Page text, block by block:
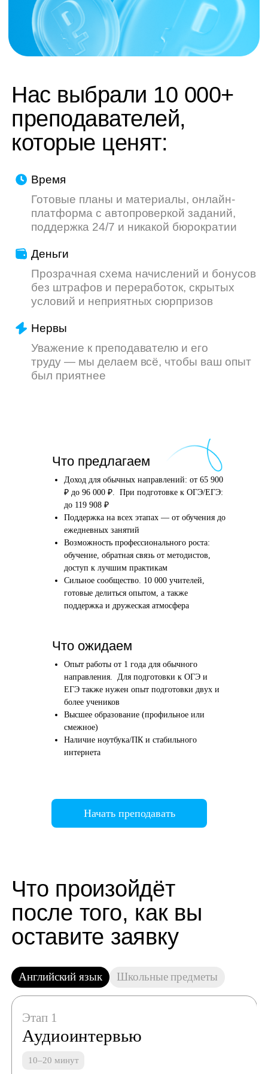
труду — мы делаем всё, чтобы ваш опыт
был приятнее
Что предлагаем
Начать преподавать
Что ожидаем
Доход для обычных направлений: от 65 900
₽ до 96 000 ₽. При подготовке к ОГЭ/ЕГЭ:
до 119 908 ₽
Поддержка на всех этапах — от обучения до
ежедневных занятий
Возможность профессионального роста:
обучение, обратная связь от методистов,
доступ к лучшим практикам
Сильное сообщество. 10 000 учителей,
готовые делиться опытом, а также
поддержка и дружеская атмосфера
Опыт работы от 1 года для обычного
направления. Для подготовки к ОГЭ и
ЕГЭ также нужен опыт подготовки двух и
более учеников
Высшее образование (профильное или
смежное)
Наличие ноутбука/ПК и стабильного
интернета
после того, как вы
оставите заявку
Английский язык Школьные предметы
Аудиоинтервью
Отвечаете по-английски на 4 вопроса
Начать преподавать